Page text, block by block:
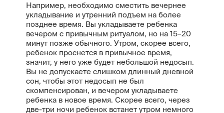
Например, необходимо сместить вечернее
укладывание и утренний подъем на более
позднее время. Вы укладываете ребенка
вечером с привычным ритуалом, но на 15–20
минут позже обычного. Утром, скорее всего,
ребенок проснется в привычное время,
значит, у него уже будет небольшой недосып.
Вы не допускаете слишком длинный дневной
сон, чтобы этот недосып не был
скомпенсирован, и вечером укладываете
ребенка в новое время. Скорее всего, через
две-три ночи ребенок встанет утром немного